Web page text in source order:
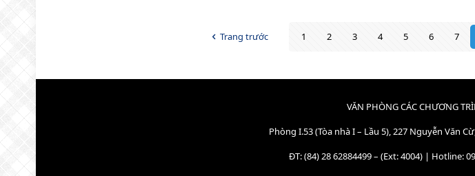
Trang trước 1 2 3 4 5 6 7
VĂN PHÒNG CÁC CHƯƠNG
Phòng I.53 (Tòa nhà I – Lầu 5), 227 Nguyễn Văn
ĐT: (84) 28 62884499 – (Ext: 4004) | Hotline: